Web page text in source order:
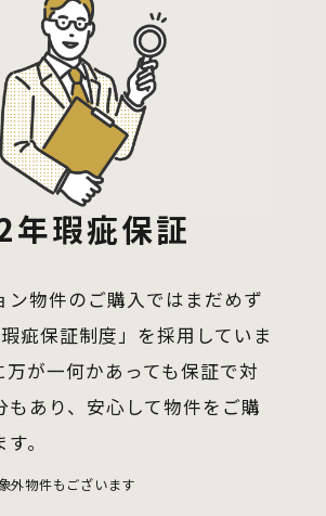
年瑕疵保証
ン物件のご購入ではまだめず
疵保証制度」を採用していま
万が一何かあっても保証で対
もあり、安心して物件をご購
。
外物件もございます